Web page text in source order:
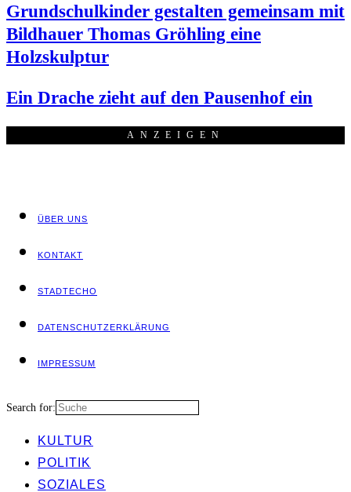
Grund­schul­kin­der gestal­ten gemein­sam mit
Bild­hau­er Tho­mas Gröh­ling eine
Holzskulptur
Ein Dra­che zieht auf den Pau­sen­hof ein
ANZEI­GEN
ÜBER UNS
KON­TAKT
STADT­ECHO
DATEN­SCHUTZ­ER­KLÄ­RUNG
IMPRES­SUM
Search for:
KUL­TUR
POLI­TIK
SOZIA­LES